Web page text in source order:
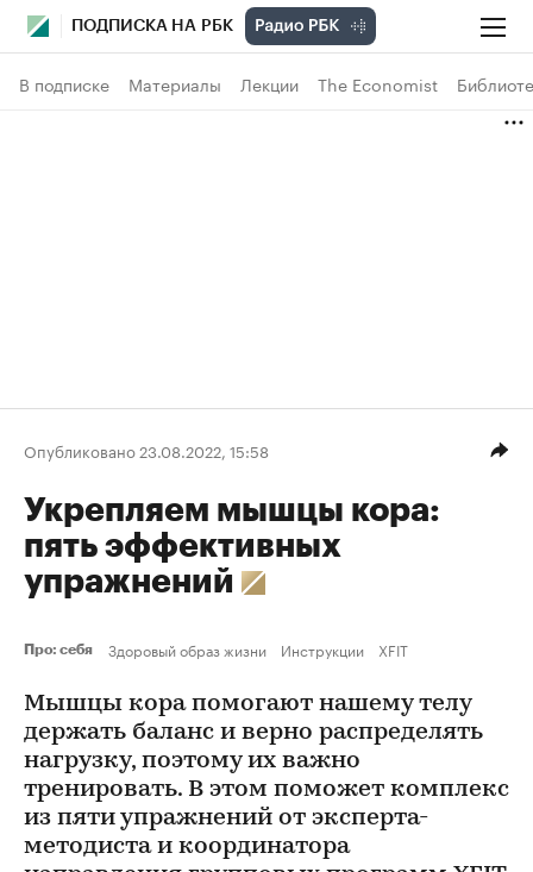
ПОДПИСКА НА РБК
В подписке Материалы Лекции The Economist
Опубликовано 23.08.2022, 15:58
Укрепляем мышцы кора:
пять эффективных
упражнений
Про: себя Здоровый образ жизни Инструкции XFIT
Мышцы кора помогают нашему телу
держать баланс и верно распределять
нагрузку, поэтому их важно
тренировать. В этом поможет комплекс
из пяти упражнений от эксперта-
методиста и координатора